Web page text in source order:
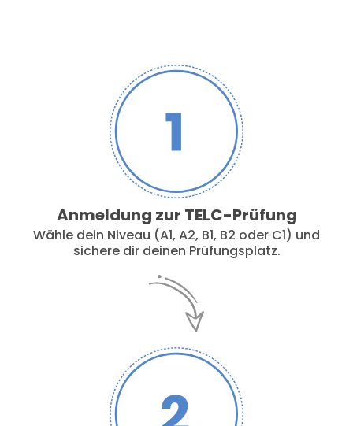
Anmeldung zur TELC-Prüfung
Wähle dein Niveau (A1, A2, B1, B2 oder C1) und
sichere dir deinen Prüfungsplatz.